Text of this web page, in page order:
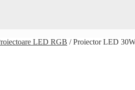
LED RGB /Proiector LED